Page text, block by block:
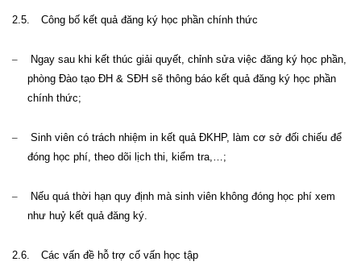
2.5. Công bố kết quả đăng ký học phần chính thức
–
Ngay sau khi kết thúc giải quyết, chỉnh sửa việc đăng ký học phần,
phòng Đào tạo ĐH & SĐH sẽ thông báo kết quả đăng ký học phần
chính thức;
–
Sinh viên có trách nhiệm in kết quả ĐKHP, làm cơ sở đối chiếu để
đóng học phí, theo dõi lịch thi, kiểm tra,… ;
–
Nếu quá thời hạn quy định mà sinh viên không đóng học phí xem
như huỷ kết quả đăng ký.
2.6. Các vấn đề hỗ trợ cố vấn học tập